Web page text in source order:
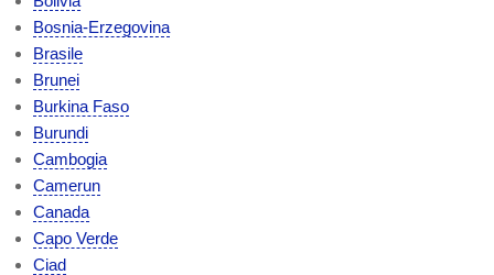
Bosnia-Erzegovina
Brasile
Brunei
Burkina Faso
Burundi
Cambogia
Camerun
Canada
Capo Verde
Ciad